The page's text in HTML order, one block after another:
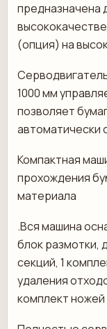
предназначена
(опция) на
1000 мм
позволяет
автоматически
Компактная
прохождения
материала
.Вся машина
блок размотки,
секций, 1
удаления
комплект ножей